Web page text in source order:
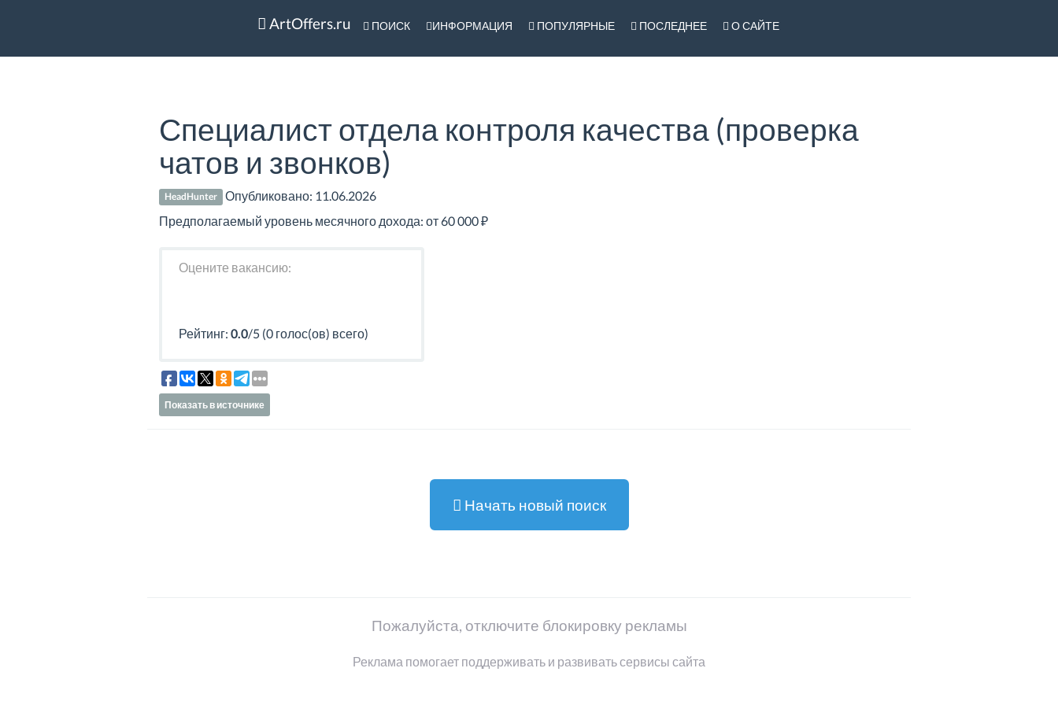
ArtOffers.ru ПОИСК ИНФОРМАЦИЯ ПОПУЛЯРНЫЕ ПОСЛЕДНЕЕ О САЙТЕ
Специалист отдела контроля качества (проверка
чатов и звонков)
HeadHunter Опубликовано: 11.06.2026
Предполагаемый уровень месячного дохода: от 60 000 ₽
Оцените вакансию:
Рейтинг: 0.0/5 (0 голос(ов) всего)
Показать в источнике
Начать новый поиск
Пожалуйста, отключите блокировку рекламы
Реклама помогает поддерживать и развивать сервисы сайта